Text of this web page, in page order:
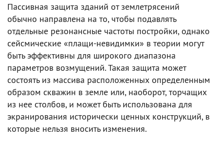
Пассивная защита зданий от землетрясений
обычно направлена на то, чтобы подавлять
отдельные резонансные частоты постройки, однако
сейсмические «плащи-невидимки» в теории могут
быть эффективны для широкого диапазона
параметров возмущений. Такая защита может
состоять из массива расположенных определенным
образом скважин в земле или, наоборот, торчащих
из нее столбов, и может быть использована для
экранирования исторически ценных конструкций, в
которые нельзя вносить изменения.